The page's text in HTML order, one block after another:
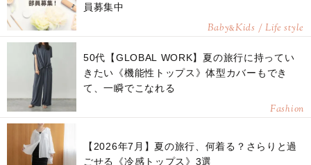
員募集中
Baby&Kids / Life style
50代【GLOBAL WORK】夏の旅行に持ってい
きたい《機能性トップス》体型カバーもでき
て、一瞬でこなれる
Fashion
【2026年7月】夏の旅行、何着る？さらりと過
ごせる《冷感トップス》3選